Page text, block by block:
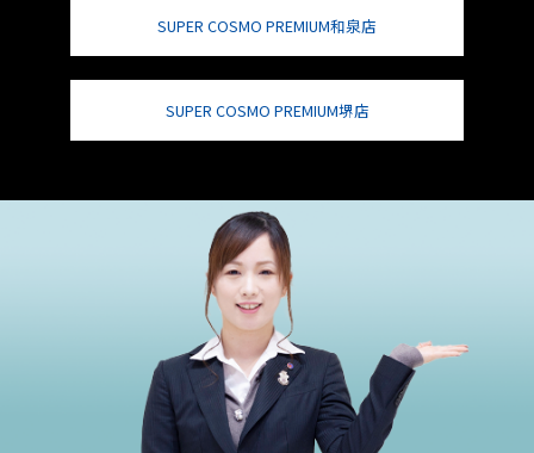
SUPER COSMO PREMIUM和泉店
SUPER COSMO PREMIUM堺店